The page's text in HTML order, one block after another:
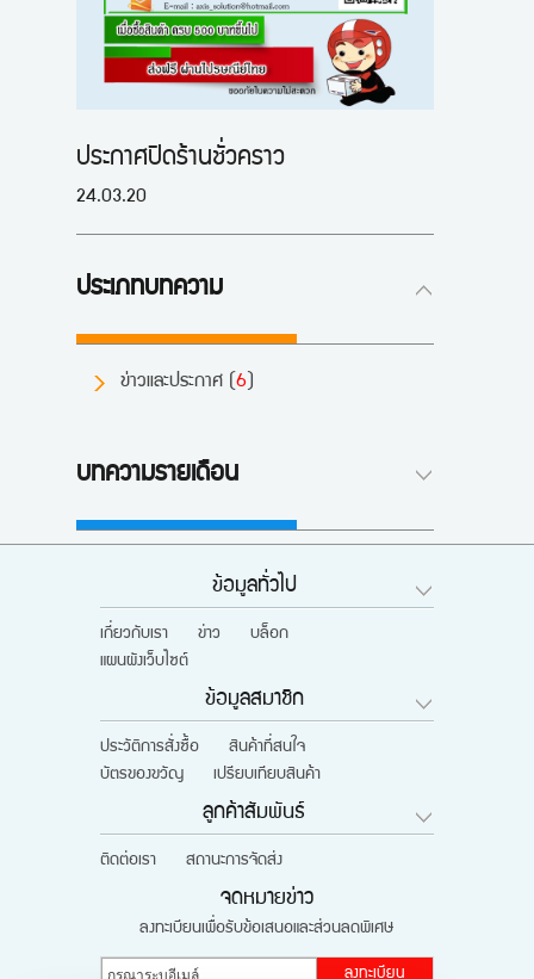
ประกาศปิดร้านชั่วคราว
24.03.20
ประเภทบทความ
ข่าวและประกาศ ( 6)
บทความรายเดือน
ข้อมูลทั่วไป
เกี่ยวกับเรา ข่าว
บล็อก
แผนผังเว็บไซต์
ข้อมูลสมาชิก
ประวัติการสั่งซื้อ
สินค้าที่สนใจ
บัตรของขวัญ
เปรียบเทียบสินค้า
ลูกค้าสัมพันธ์
ติดต่อเรา สถานะการจัดส่ง
จดหมายข่าว
ลงทะเบียนเพื่อรับข้อเสนอและส่วนลดพิเศษ
ลงทะเบียน